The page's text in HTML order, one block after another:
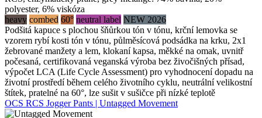
polyester, 6% viskóza
heavy combed 60° neutral label NEW 2026
Podšitá kapuce s plochou šňůrkou tón v tónu, krční lemovka se
vzorem rybí kosti tón v tónu, půlměsícová podsádka na krku, 2x1
žebrované manžety a lem, klokaní kapsa, měkké na omak, uvnitř
počesaná, certifikovaná veganská výroba bez živočišných přísad,
výpočet LCA (Life Cycle Assessment) pro vyhodnocení dopadu na
životní prostředí během celého životního cyklu, neutrální velikostní
štítek, pratelné na 60°, lze sušit v sušičce při nízké teplotě
OCS RCS Jogger Pants | Untagged Movement